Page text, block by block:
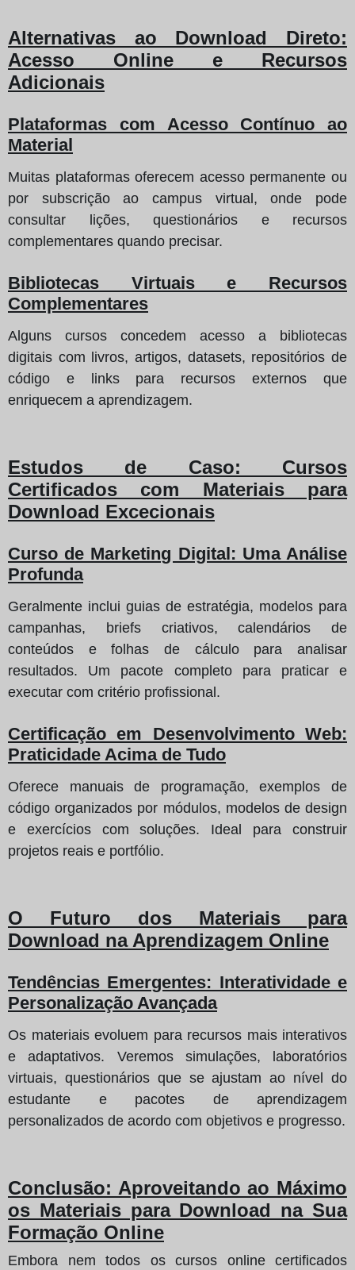
Alternativas ao Download Direto:
Acesso Online e Recursos
Adicionais
Plataformas com Acesso Contínuo ao
Material
Muitas plataformas oferecem acesso permanente ou
por subscrição ao campus virtual, onde pode
consultar lições, questionários e recursos
complementares quando precisar.
Bibliotecas Virtuais e Recursos
Complementares
Alguns cursos concedem acesso a bibliotecas
digitais com livros, artigos, datasets, repositórios de
código e links para recursos externos que
enriquecem a aprendizagem.
Estudos de Caso: Cursos
Certificados com Materiais para
Download Excecionais
Curso de Marketing Digital: Uma Análise
Profunda
Geralmente inclui guias de estratégia, modelos para
campanhas, briefs criativos, calendários de
conteúdos e folhas de cálculo para analisar
resultados. Um pacote completo para praticar e
executar com critério profissional.
Certificação em Desenvolvimento Web:
Praticidade Acima de Tudo
Oferece manuais de programação, exemplos de
código organizados por módulos, modelos de design
e exercícios com soluções. Ideal para construir
projetos reais e portfólio.
O Futuro dos Materiais para
Download na Aprendizagem Online
Tendências Emergentes: Interatividade e
Personalização Avançada
Os materiais evoluem para recursos mais interativos
e adaptativos. Veremos simulações, laboratórios
virtuais, questionários que se ajustam ao nível do
estudante e pacotes de aprendizagem
personalizados de acordo com objetivos e progresso.
Conclusão: Aproveitando ao Máximo
os Materiais para Download na Sua
Formação Online
Embora nem todos os cursos online certificados